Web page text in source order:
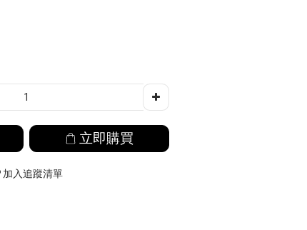
立即購買
加入追蹤清單